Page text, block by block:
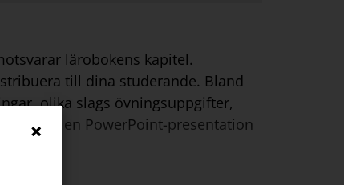
lärobokens kapitel.
till dina studerande. Bland
olika slags övningsuppgifter,
form av en PowerPoint-presentation